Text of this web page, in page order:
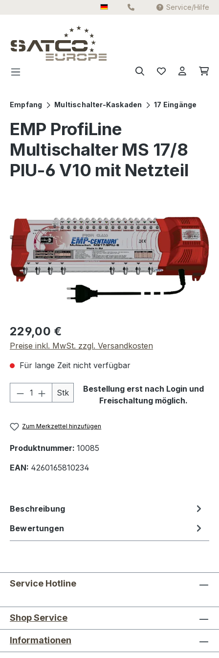
Zum Hauptinhalt springen Service/Hilfe
Empfang Multischalter-Kaskaden 17 Eingänge
EMP ProfiLine
Multischalter MS 17/8
PIU-6 V10 mit Netzteil
Regulärer Preis:
229,00 €
Preise inkl. MwSt. zzgl. Versandkosten
Für lange Zeit nicht verfügbar
Produkt Anzahl: Gib den
Stk
Bestellung erst nach Login und
Freischaltung möglich.
Zum Merkzettel hinzufügen
Produktnummer: 10085
EAN: 4260165810234
Beschreibung
Bewertungen
Service Hotline
Shop Service
Informationen